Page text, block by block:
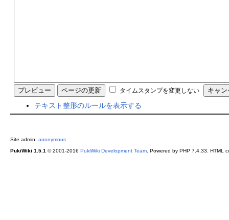
タイムスタンプを変更しない
テキスト整形のルールを表示する
Site admin: anonymous
PukiWiki 1.5.1 © 2001-2016 PukiWiki Development Team. Powered by PHP 7.4.33. HTML